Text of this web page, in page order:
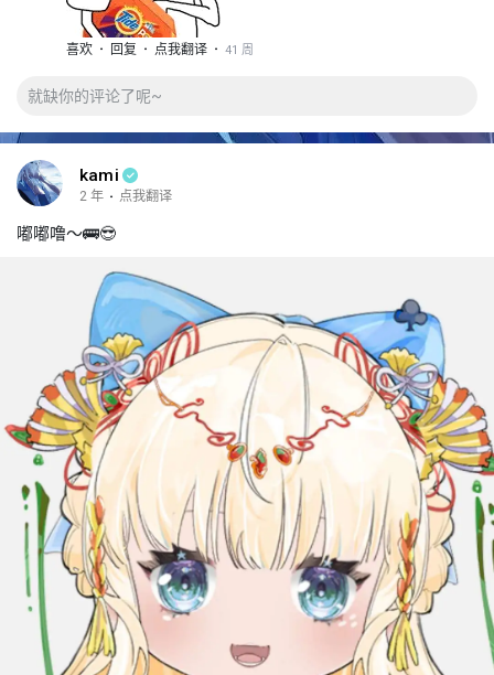
喜欢 · 回复 · 点我翻译 · 41 周
kami
2 年 · 点我翻译
嘟嘟噜～🚌😎